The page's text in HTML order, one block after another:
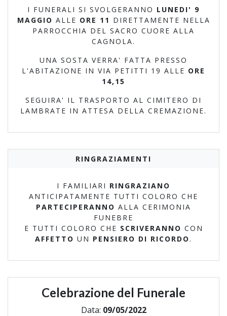
I FUNERALI SI SVOLGERANNO LUNEDI' 9
MAGGIO ALLE ORE 11 DIRETTAMENTE NELLA
PARROCCHIA DEL SACRO CUORE ALLA
CAGNOLA.
UNA SOSTA VERRA' FATTA PRESSO
L'ABITAZIONE IN VIA PETITTI 19 ALLE ORE
14,15
SEGUIRA' IL TRASPORTO AL CIMITERO DI
LAMBRATE IN ATTESA DELLA CREMAZIONE.
RINGRAZIAMENTI
I FAMILIARI RINGRAZIANO
ANTICIPATAMENTE TUTTI COLORO CHE
PARTECIPERANNO ALLA CERIMONIA
FUNEBRE
E TUTTI COLORO CHE SCRIVERANNO CON
AFFETTO UN PENSIERO DI RICORDO .
Celebrazione del Funerale
Data: 09/05/2022